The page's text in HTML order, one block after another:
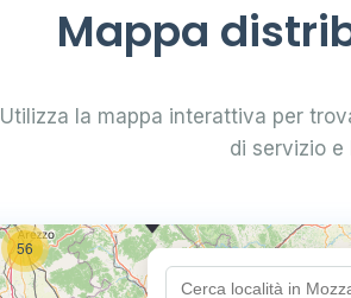
Mappa
Utilizza la mappa interattiva per
di servizio e
58
36
5
56